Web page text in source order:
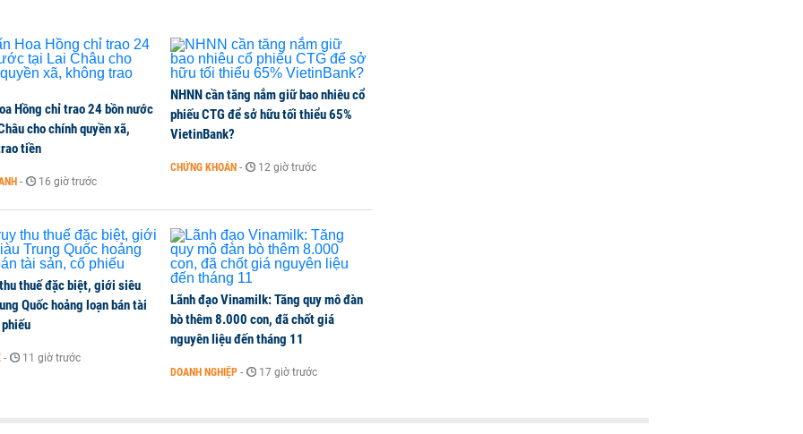
Hồng chỉ trao 24 bồn nước
cho chính quyền xã,
tiền
- 16 giờ trước
NHNN cần tăng nắm giữ bao nhiêu cổ
phiếu CTG để sở hữu tối thiểu 65%
VietinBank?
CHỨNG KHOÁN - 12 giờ trước
thuế đặc biệt, giới siêu
Quốc hoảng loạn bán tài
- 11 giờ trước
Lãnh đạo Vinamilk: Tăng quy mô đàn
bò thêm 8.000 con, đã chốt giá
nguyên liệu đến tháng 11
DOANH NGHIỆP - 17 giờ trước